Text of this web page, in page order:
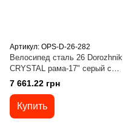
Артикул: OPS-D-26-282
Велосипед сталь 26 Dorozhnik
CRYSTAL рама-17" серый с
багажником задн. St с
корзиной Pl с крылом Pl
7 661.22 грн
Купить